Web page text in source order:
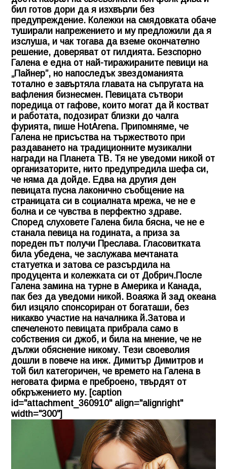
бил готов дори да я изхвърли без
предупреждение. Колежки на смядовката обаче
туширали напрежението и му предложили да я
изслуша, и чак тогава да вземе окончателно
решение, доверяват от гилдията. Безспорно
Галена е една от най-тиражираните певици на
„Пайнер”, но напоследък звездоманията
тотално е завъртяла главата на съпругата на
вафления бизнесмен. Певицата сътвори
поредица от гафове, които могат да й костват
и работата, подозират близки до чалга
фурията, пише HotArena. Припомняме, че
Галена не присъства на тържеството при
раздаването на традиционните музикални
награди на Планета ТВ. Тя не уведоми никой от
организаторите, нито предупредила шефа си,
че няма да дойде. Едва на другия ден
певицата пусна лаконично съобщение на
страницата си в социалната мрежа, че не е
болна и се чувства в перфектно здраве.
Според слуховете Галена била бясна, че не е
станала певица на годината, а приза за
пореден път получи Преслава. Гласовитката
била убедена, че заслужава мечтаната
статуетка и затова се разсърдила на
продуцента и колежката си от Добрич.После
Галена замина на турне в Америка и Канада,
пак без да уведоми никой. Воаяжа й зад океана
бил изцяло спонсориран от богаташи, без
никакво участие на началника й.Затова и
спечеленото певицата прибрала само в
собствения си джоб, и била на мнение, че не
дължи обяснение никому. Тези своеволия
дошли в повече на инж. Димитър Димитров и
той бил категоричен, че времето на Галена в
неговата фирма е преброено, твърдят от
обкръжението му. [caption
id="attachment_360910" align="alignright"
width="300"]